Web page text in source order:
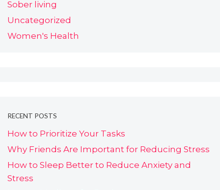
Sober living
Uncategorized
Women's Health
RECENT POSTS
How to Prioritize Your Tasks
Why Friends Are Important for Reducing Stress
How to Sleep Better to Reduce Anxiety and
Stress